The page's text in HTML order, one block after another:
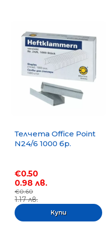
Телчета Office Point
N24/6 1000 бр.
€0.50
0.98 лв.
€0.60
1.17 лв.